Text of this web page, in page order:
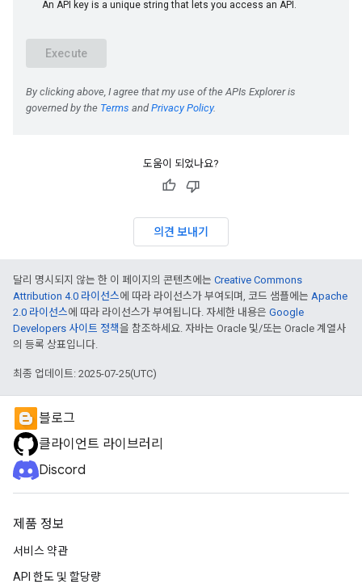
도움이 되었나요?
의견 보내기
달리 명시되지 않는 한 이 페이지의 콘텐츠에는 Creative Commons
Attribution 4.0 라이선스에 따라 라이선스가 부여되며, 코드 샘플에는 Apache
2.0 라이선스에 따라 라이선스가 부여됩니다. 자세한 내용은 Google
Developers 사이트 정책을 참조하세요. 자바는 Oracle 및/또는 Oracle 계열사
의 등록 상표입니다.
최종 업데이트: 2025-07-25(UTC)
블로그
클라이언트 라이브러리
Discord
제품 정보
서비스 약관
API 한도 및 할당량